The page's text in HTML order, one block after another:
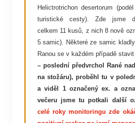
Helictrotrichon desertorum
turistické cesty). Zde jsme
celkem 11 kusů, z nich 8 nově
5 samic). Některé ze samic
Ranou se v každém případě
– poslední předvrchol Rané
na stožáru), proběhl tu v
a viděl 1 označený ex. a
večeru jsme tu potkali další
celé roky monitoringu zde